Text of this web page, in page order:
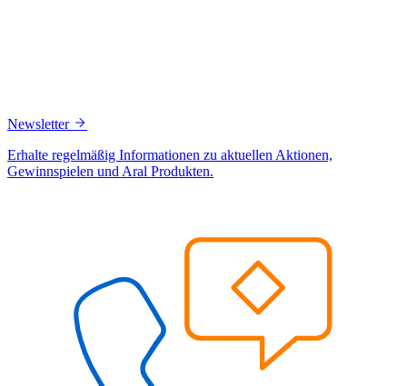
Newsletter
Erhalte regelmäßig Informationen zu aktuellen Aktionen,
Gewinnspielen und Aral Produkten.